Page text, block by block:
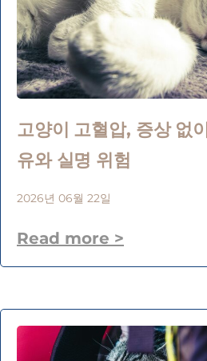
고양이 고혈압, 증상 없
유와 실명 위험
2026년 06월 22일
Read more >